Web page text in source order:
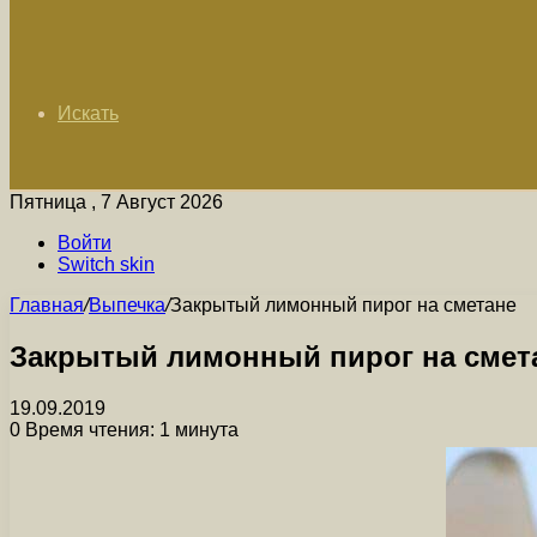
Искать
Пятница , 7 Август 2026
Войти
Switch skin
Главная/Выпечка/Закрытый лимонный пирог на сметане
Закрытый лимонный пирог на
19.09.2019
0 Время чтения: 1 минута